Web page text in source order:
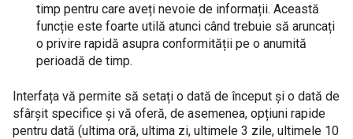
timp pentru care aveți nevoie de informații. Această
funcție este foarte utilă atunci când trebuie să aruncați
o privire rapidă asupra conformității pe o anumită
perioadă de timp.
Interfața vă permite să setați o dată de început și o dată de
sfârșit specifice și vă oferă, de asemenea, opțiuni rapide
pentru dată (ultima oră, ultima zi, ultimele 3 zile, ultimele 10